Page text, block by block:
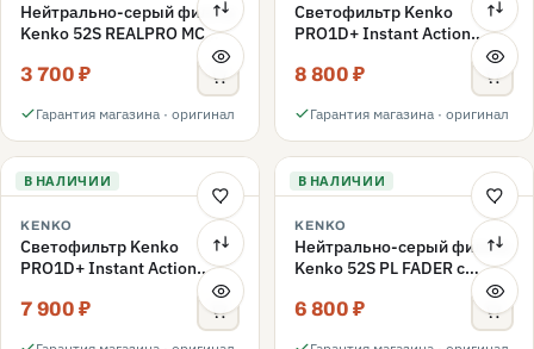
Нейтрально-серый фильтр
Kenko 52S REALPRO MC
3 700 ₽
Гарантия магазина · оригинал
Светофильтр Kenko
PRO1D+ Instant Action
Variable NDX3-450+C-PLS
переменной плотности
8 800 ₽
Гарантия магазина · оригинал
В НАЛИЧИИ
KENKO
Светофильтр Kenko
PRO1D+ Instant Action
Variable NDX3-450+C-PL
переменной плотности
7 900 ₽
В НАЛИЧИИ
KENKO
Нейтрально-серый фильтр
Kenko 52S PL FADER с
переменной плотностью
ND3-ND400 52mm
6 800 ₽